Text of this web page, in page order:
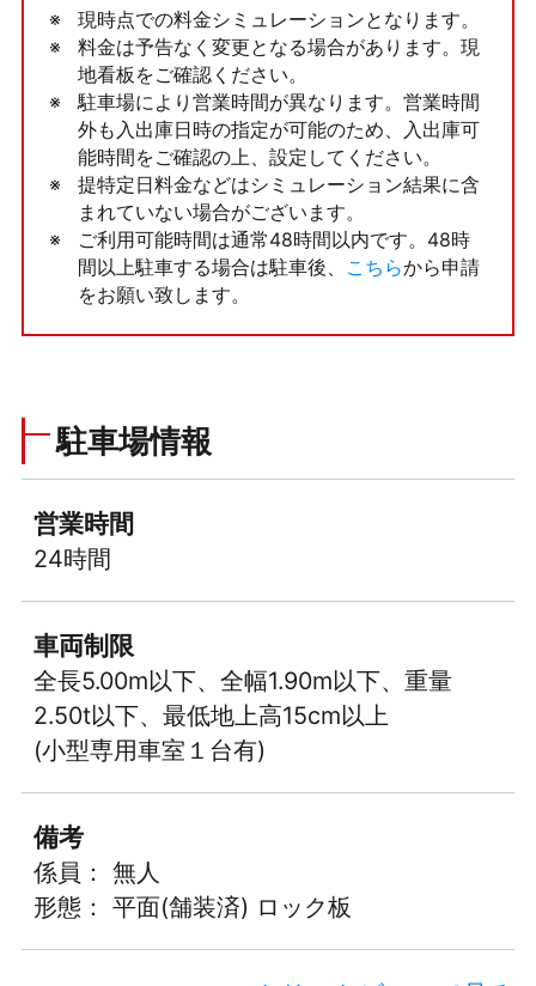
現時点での料金シミュレーションとなります。
料金は予告なく変更となる場合があります。現
地看板をご確認ください。
駐車場により営業時間が異なります。営業時間
外も入出庫日時の指定が可能のため、入出庫可
能時間をご確認の上、設定してください。
提特定日料金などはシミュレーション結果に含
まれていない場合がございます。
ご利用可能時間は通常48時間以内です。48時
間以上駐車する場合は駐車後、
こちらから申請
をお願い致します。
駐車場情報
営業時間
24時間
車両制限
全長5.00m以下、全幅1.90m以下、重量
2.50t以下、最低地上高15cm以上
(小型専用車室１台有)
備考
係員： 無人
形態： 平面(舗装済) ロック板